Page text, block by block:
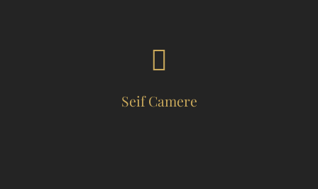
Seif Camere